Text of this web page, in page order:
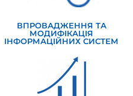
ВПРОВАДЖЕННЯ ТА
МОДИФІКАЦІЯ
ІНФОРМАЦІЙНИХ СИСТЕМ